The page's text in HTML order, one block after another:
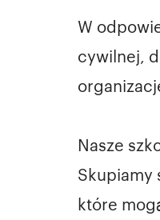
W
cywilnej,
Nasze
Skupiamy
które